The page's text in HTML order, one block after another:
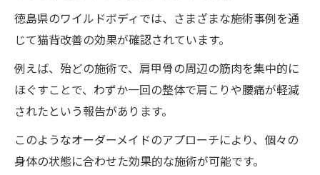
徳島県のワイルドボディでは、さまざまな施術事例を通
じて猫背改善の効果が確認されています。
例えば、殆どの施術で、肩甲骨の周辺の筋肉を集中的に
ほぐすことで、わずか一回の整体で肩こりや腰痛が軽減
されたという報告があります。
このようなオーダーメイドのアプローチにより、個々の
身体の状態に合わせた効果的な施術が可能です。